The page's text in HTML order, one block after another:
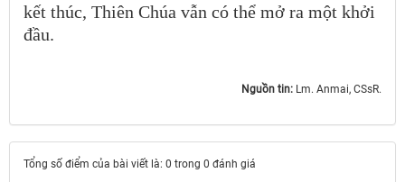
kết thúc, Thiên Chúa vẫn có thể mở ra một khởi
đầu.
Nguồn tin: Lm. Anmai, CSsR.
Tổng số điểm của bài viết là: 0 trong 0 đánh giá